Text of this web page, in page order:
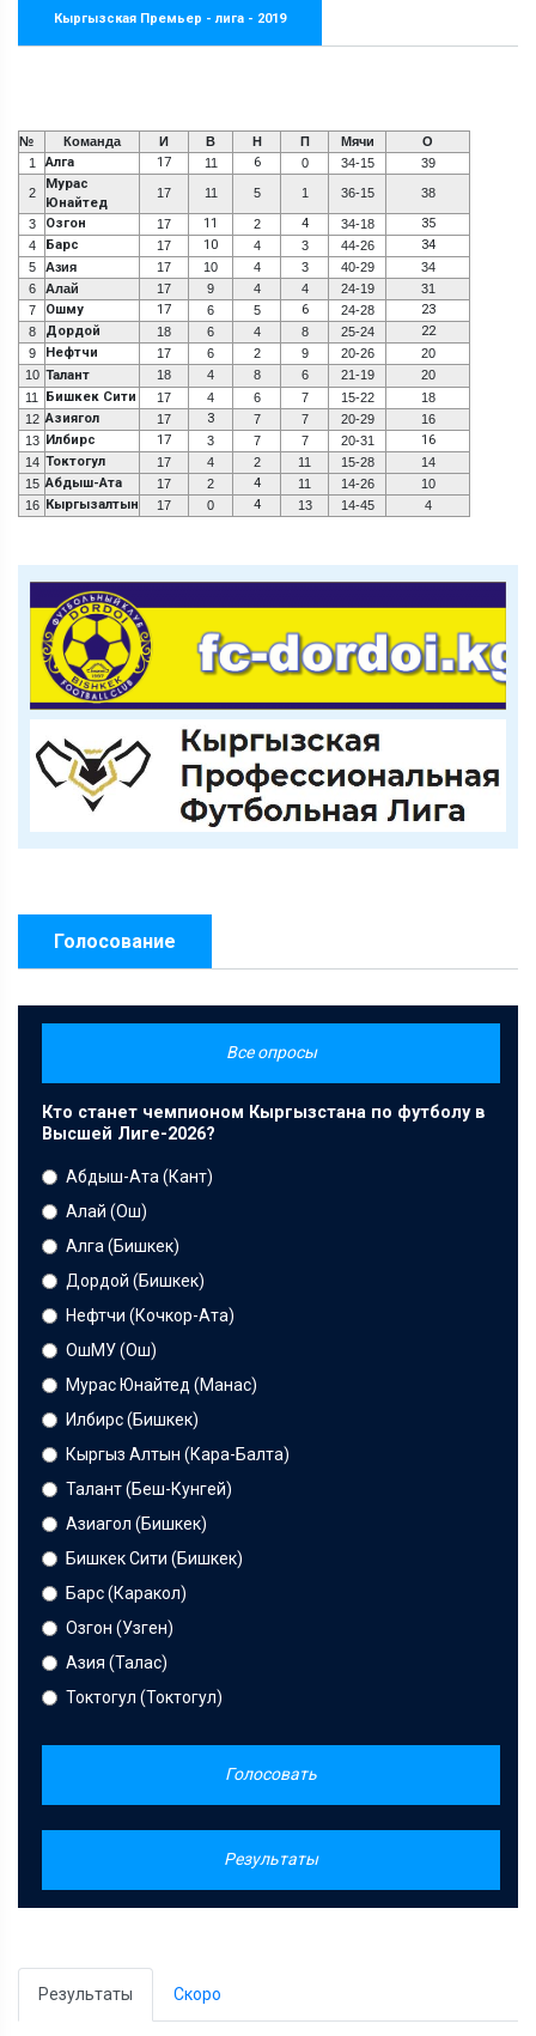
Кыргызская Премьер - лига - 2019
№ Команда И В Н П Мячи
О
1
Алга 17 11 6 0 34-15 39
2
Мурас
Юнайтед
17 11 5 1 36-15 38
3 Озгон 17 11 2 4 34-18 35
4 Барс 17 10 4 3 44-26 34
5 Азия 17 10 4 3 40-29
34
6
Алай 17 9 4 4 24-19
31
7
Ошму 17 6 5 6 24-28 23
8 Дордой 18 6 4 8 25-24 22
9 Нефтчи 17 6 2 9 20-26
20
10 Талант 18 4 8 6 21-19
20
11
Бишкек Сити 17 4 6 7 15-22
18
12 Азиягол 17 3 7 7 20-29
16
13 Илбирс 17 3 7 7 20-31 16
14 Токтогул 17 4 2 11 15-28
14
15 Абдыш-Ата 17 2 4 11 14-26
10
16 Кыргызалтын 17 0 4 13 14-45 4
Голосование
Все опросы
Кто станет чемпионом Кыргызстана по футболу в
Высшей Лиге-2026?
Абдыш-Ата (Кант)
Алай (Ош)
Алга (Бишкек)
Дордой (Бишкек)
Нефтчи (Кочкор-Ата)
ОшМУ (Ош)
Мурас Юнайтед (Манас)
Илбирс (Бишкек)
Кыргыз Алтын (Кара-Балта)
Талант (Беш-Кунгей)
Азиагол (Бишкек)
Бишкек Сити (Бишкек)
Барс (Каракол)
Озгон (Узген)
Азия (Талас)
Токтогул (Токтогул)
Голосовать
Результаты
Результаты Скоро